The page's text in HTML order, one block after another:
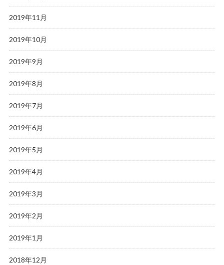
2019年11月
2019年10月
2019年9月
2019年8月
2019年7月
2019年6月
2019年5月
2019年4月
2019年3月
2019年2月
2019年1月
2018年12月